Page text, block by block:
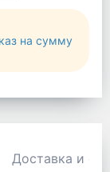
на сумму
Доставка и